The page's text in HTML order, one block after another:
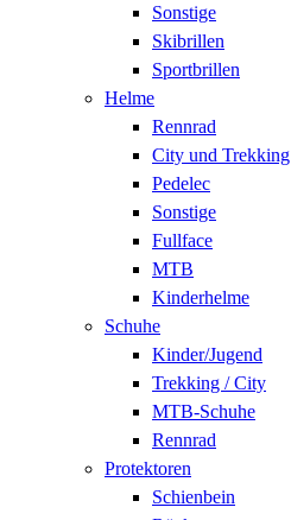
Sonstige
Skibrillen
Sportbrillen
Helme
Rennrad
City und Trekking
Pedelec
Sonstige
Fullface
MTB
Kinderhelme
Schuhe
Kinder/Jugend
Trekking / City
MTB-Schuhe
Rennrad
Protektoren
Schienbein